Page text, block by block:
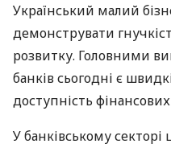
Український малий
демонструвати
розвитку. Головними
банків сьогодні є
доступність фінансових
У банківському